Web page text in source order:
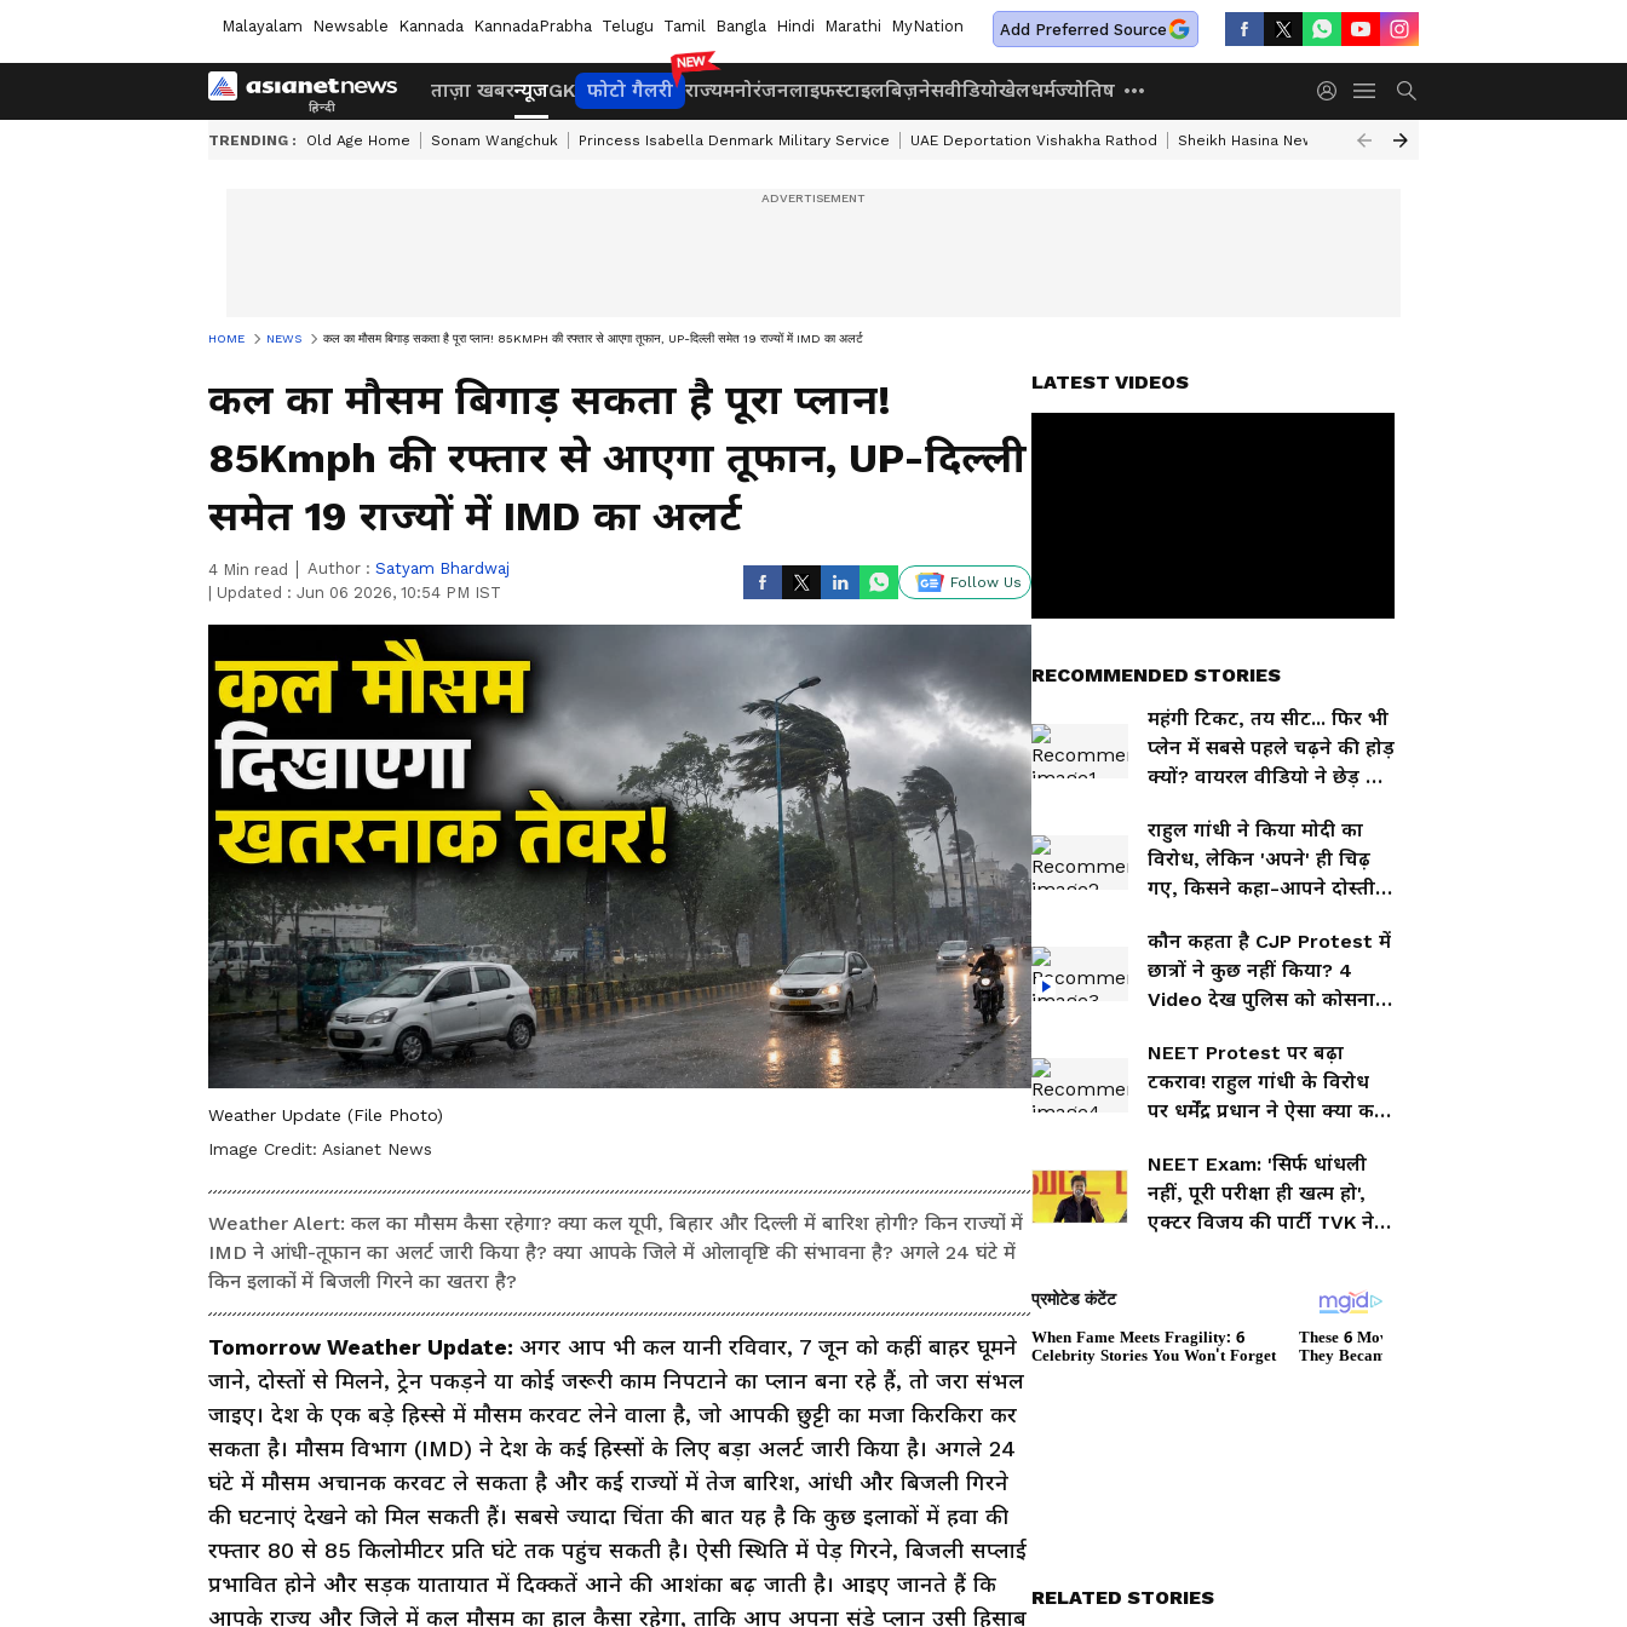
Malayalam Newsable Kannada KannadaPrabha Telugu Tamil Bangla Hindi Marathi MyNation Add Preferred Source
ताज़ा खबरन्यूजGK फोटो गैलरी राज्यमनोरंजनलाइफस्टाइलबिज़नेसवीडियोखेलधर्मज्योतिष
TRENDING : Old Age Home Sonam Wangchuk Princess Isabella Denmark Military Service UAE Deportation Vishakha Rathod Sheikh Hasina News India World News Today
HOME NEWS कल का मौसम बिगाड़ सकता है पूरा प्लान! 85KMPH की रफ्तार से आएगा तूफान, UP-दिल्ली समेत 19 राज्यों में IMD का अलर्ट
कल का मौसम बिगाड़ सकता है पूरा प्लान!
85Kmph की रफ्तार से आएगा तूफान, UP-दिल्ली
समेत 19 राज्यों में IMD का अलर्ट
4 Min read Author : Satyam Bhardwaj
Updated : Jun 06 2026, 10:54 PM IST
Follow Us
Weather Update (File Photo)
Image Credit: Asianet News
Weather Alert: कल का मौसम कैसा रहेगा? क्या कल यूपी, बिहार और दिल्ली में बारिश होगी? किन राज्यों में
IMD ने आंधी-तूफान का अलर्ट जारी किया है? क्या आपके जिले में ओलावृष्टि की संभावना है? अगले 24 घंटे में
किन इलाकों में बिजली गिरने का खतरा है?
Tomorrow Weather Update: अगर आप भी कल यानी रविवार, 7 जून को कहीं बाहर घूमने
जाने, दोस्तों से मिलने, ट्रेन पकड़ने या कोई जरूरी काम निपटाने का प्लान बना रहे हैं, तो जरा संभल
जाइए। देश के एक बड़े हिस्से में मौसम करवट लेने वाला है, जो आपकी छुट्टी का मजा किरकिरा कर
सकता है। मौसम विभाग (IMD) ने देश के कई हिस्सों के लिए बड़ा अलर्ट जारी किया है। अगले 24
घंटे में मौसम अचानक करवट ले सकता है और कई राज्यों में तेज बारिश, आंधी और बिजली गिरने
की घटनाएं देखने को मिल सकती हैं। सबसे ज्यादा चिंता की बात यह है कि कुछ इलाकों में हवा की
रफ्तार 80 से 85 किलोमीटर प्रति घंटे तक पहुंच सकती है। ऐसी स्थिति में पेड़ गिरने, बिजली सप्लाई
प्रभावित होने और सड़क यातायात में दिक्कतें आने की आशंका बढ़ जाती है। आइए जानते हैं कि
आपके राज्य और जिले में कल मौसम का हाल कैसा रहेगा, ताकि आप अपना संडे प्लान उसी हिसाब
LATEST VIDEOS
RECOMMENDED STORIES
महंगी टिकट, तय सीट... फिर भी
प्लेन में सबसे पहले चढ़ने की होड़
क्यों? वायरल वीडियो ने छेड़ दी
राहुल गांधी ने किया मोदी का
विरोध, लेकिन 'अपने' ही चिढ़
गए, किसने कहा-आपने दोस्ती
कौन कहता है CJP Protest में
छात्रों ने कुछ नहीं किया? 4
Video देख पुलिस को कोसना
NEET Protest पर बढ़ा
टकराव! राहुल गांधी के विरोध
पर धर्मेंद्र प्रधान ने ऐसा क्या कह
NEET Exam: 'सिर्फ धांधली
नहीं, पूरी परीक्षा ही खत्म हो',
एक्टर विजय की पार्टी TVK ने
RELATED STORIES